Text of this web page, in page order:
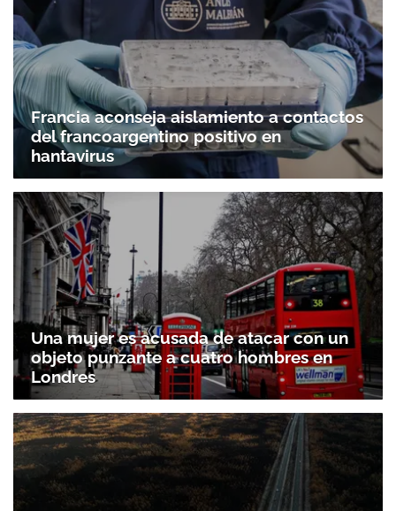
Francia aconseja aislamiento a contactos
del francoargentino positivo en
hantavirus
Una mujer es acusada de atacar con un
objeto punzante a cuatro hombres en
Londres